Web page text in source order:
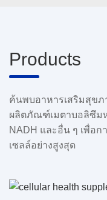
Products
ค้นพบอาหารเสริมสุขภ
ผลิตภัณฑ์เมตาบอลิซึมห
NADH และอื่น ๆ เพื่อ
เซลล์อย่างสูงสุด